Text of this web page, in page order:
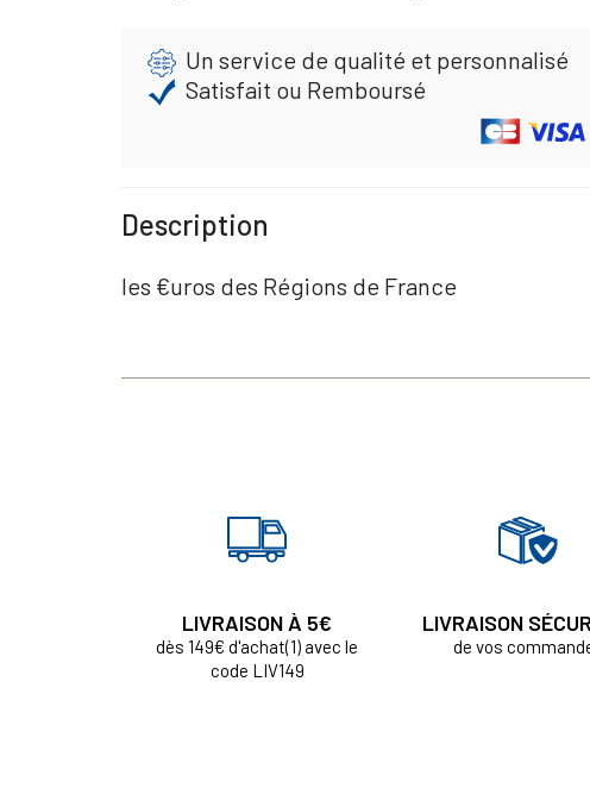
Un service de qualité et personnalisé
Satisfait ou Remboursé
Description
les €uros des Régions de France
LIVRAISON À 5€
dès 149€ d'achat(1) avec le
code LIV149
LIVRAISON
de vos